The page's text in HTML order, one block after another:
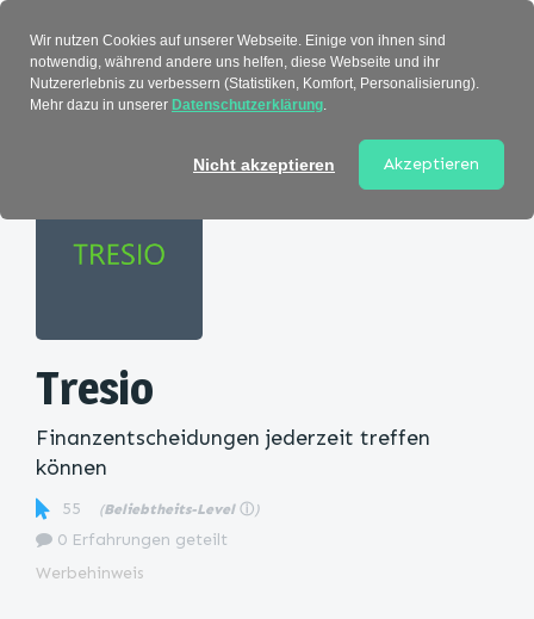
Tresio
Finanzentscheidungen jederzeit treffen
können
55 (Beliebtheits-Level ⓘ )
0 Erfahrungen geteilt
Werbehinweis
Wir nutzen Cookies auf unserer Webseite. Einige von ihnen sind
notwendig, während andere uns helfen, diese Webseite und ihr
Nutzererlebnis zu verbessern (Statistiken, Komfort, Personalisierung).
Mehr dazu in unserer Datenschutzerklärung.
Nicht akzeptieren Akzeptieren